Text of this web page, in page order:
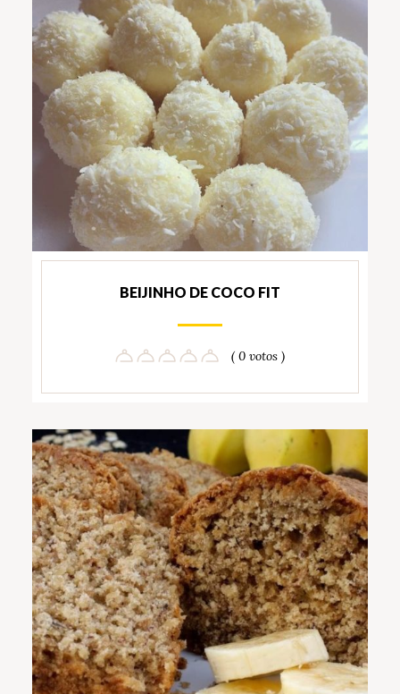
BEIJINHO DE COCO FIT
( 0 votos )